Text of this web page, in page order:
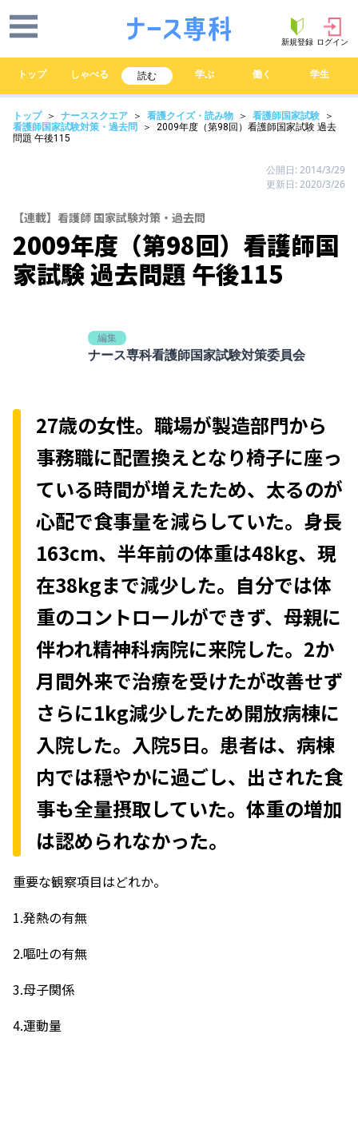
新規登録 ログイン
トップ しゃべる 読む 学ぶ 働く 学生
トップ ＞ ナーススクエア ＞ 看護クイズ・読み物 ＞ 看護師国家試験
＞
看護師国家試験対策・過去問
＞ 2009年度（第98回）看護師国家試験 過去
問題 午後115
公開日: 2014/3/29
更新日: 2020/3/26
【連載】看護師 国家試験対策・過去問
2009年度（第98回）看護師国
家試験 過去問題 午後115
編集
ナース専科看護師国家試験対策委員会
27歳の女性。職場が製造部門から
事務職に配置換えとなり椅子に座っ
ている時間が増えたため、太るのが
心配で食事量を減らしていた。身長
163cm、半年前の体重は48kg、現
在38kgまで減少した。自分では体
重のコントロールができず、母親に
伴われ精神科病院に来院した。2か
月間外来で治療を受けたが改善せず
さらに1kg減少したため開放病棟に
入院した。入院5日。患者は、病棟
内では穏やかに過ごし、出された食
事も全量摂取していた。体重の増加
は認められなかった。
重要な観察項目はどれか。
1.発熱の有無
2.嘔吐の有無
3.母子関係
4.運動量